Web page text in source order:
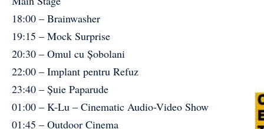
18:00 – Brainwasher
19:15 – Mock Surprise
20:30 – Omul cu Șobolani
22:00 – Implant pentru Refuz
23:40 – Șuie Paparude
01:00 – K-Lu – Cinematic Audio-Video Show
01:45 – Outdoor Cinema